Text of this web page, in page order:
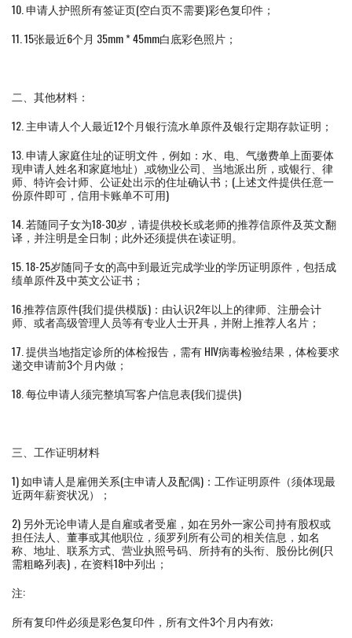
10. 申请人护照所有签证页(空白页不需要)彩色复印件；
11. 15张最近6个月 35mm * 45mm白底彩色照片；
二、其他材料：
12. 主申请人个人最近12个月银行流水单原件及银行定期存款证明；
13. 申请人家庭住址的证明文件，例如：水、电、气缴费单上面要体
现申请人姓名和家庭地址）,或物业公司、当地派出所，或银行、律
师、特许会计师、公证处出示的住址确认书；(上述文件提供任意一
份原件即可，信用卡账单不可用)
14. 若随同子女为18-30岁，请提供校长或老师的推荐信原件及英文翻
译，并注明是全日制；此外还须提供在读证明。
15. 18-25岁随同子女的高中到最近完成学业的学历证明原件，包括成
绩单原件及中英文公证书；
16.推荐信原件(我们提供模版)：由认识2年以上的律师、注册会计
师、或者高级管理人员等有专业人士开具，并附上推荐人名片；
17. 提供当地指定诊所的体检报告，需有 HIV病毒检验结果，体检要求
递交申请前3个月内做；
18. 每位申请人须完整填写客户信息表(我们提供)
三、工作证明材料
1) 如申请人是雇佣关系(主申请人及配偶)：工作证明原件（须体现最
近两年薪资状况）；
2) 另外无论申请人是自雇或者受雇，如在另外一家公司持有股权或
担任法人、董事或其他职位，须罗列所有公司的相关信息，如名
称、地址、联系方式、营业执照号码、所持有的头衔、股份比例(只
需粗略列表)，在资料18中列出；
注:
所有复印件必须是彩色复印件，所有文件3个月内有效;